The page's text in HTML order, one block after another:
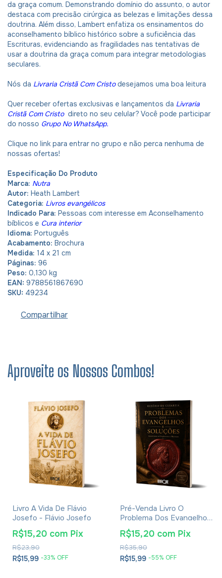
da graça comum. Demonstrando domínio do assunto, o autor
destaca com precisão cirúrgica as belezas e limitações dessa
doutrina. Além disso, Lambert enfatiza os ensinamentos do
aconselhamento bíblico histórico sobre a suficiência das
Escrituras, evidenciando as fragilidades nas tentativas de
usar a doutrina da graça comum para integrar metodologias
seculares.
Nós da Livraria Cristã Com Cristo desejamos uma boa leitura
Quer receber ofertas exclusivas e lançamentos da Livraria
Cristã Com Cristo direto no seu celular? Você pode participar
do nosso Grupo No WhatsApp.
Clique no link para entrar no grupo e não perca nenhuma de
nossas ofertas!
Especificação Do Produto
Marca: Nutra
Autor: Heath Lambert
Categoria: Livros evangélicos
Indicado Para: Pessoas com interesse em Aconselhamento
bíblicos e Cura interior
Idioma: Português
Acabamento: Brochura
Medida: 14 x 21 cm
Páginas: 96
Peso: 0,130 kg
EAN: 9788561867690
SKU: 49234
Compartilhar
Aproveite os Nossos Combos!
Livro A Vida De Flávio
Josefo - Flávio Josefo
R$15,99 -33% OFF
R$23,90
R$15,20 com Pix
Pré-Venda Livro O
Problema Dos Evangelhos
E Soluções- Eusébio De
Cesareia
R$15,99 -55% OFF
R$35,90
R$15,20 com Pix